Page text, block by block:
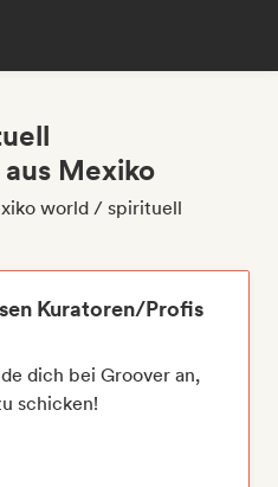
Mexiko
world / spirituell
Kuratoren/Profis
dich bei Groover an,
schicken!